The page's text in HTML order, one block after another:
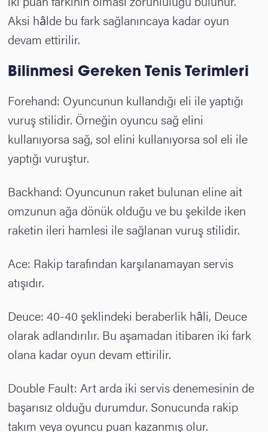
Aksi hâlde bu fark sağlanıncaya kadar oyun
devam ettirilir.
Bilinmesi Gereken Tenis Terimleri
Forehand: Oyuncunun kullandığı eli ile yaptığı
vuruş stilidir. Örneğin oyuncu sağ elini
kullanıyorsa sağ, sol elini kullanıyorsa sol eli ile
yaptığı vuruştur.
Backhand: Oyuncunun raket bulunan eline ait
omzunun ağa dönük olduğu ve bu şekilde iken
raketin ileri hamlesi ile sağlanan vuruş stilidir.
Ace: Rakip tarafından karşılanamayan servis
atışıdır.
Deuce: 40-40 şeklindeki beraberlik hâli, Deuce
olarak adlandırılır. Bu aşamadan itibaren iki fark
olana kadar oyun devam ettirilir.
Double Fault: Art arda iki servis denemesinin de
başarısız olduğu durumdur. Sonucunda rakip
takım veya oyuncu puan kazanmış olur.